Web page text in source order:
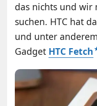
das nichts und wir
suchen. HTC hat
und unter
Gadget HTC Fetch